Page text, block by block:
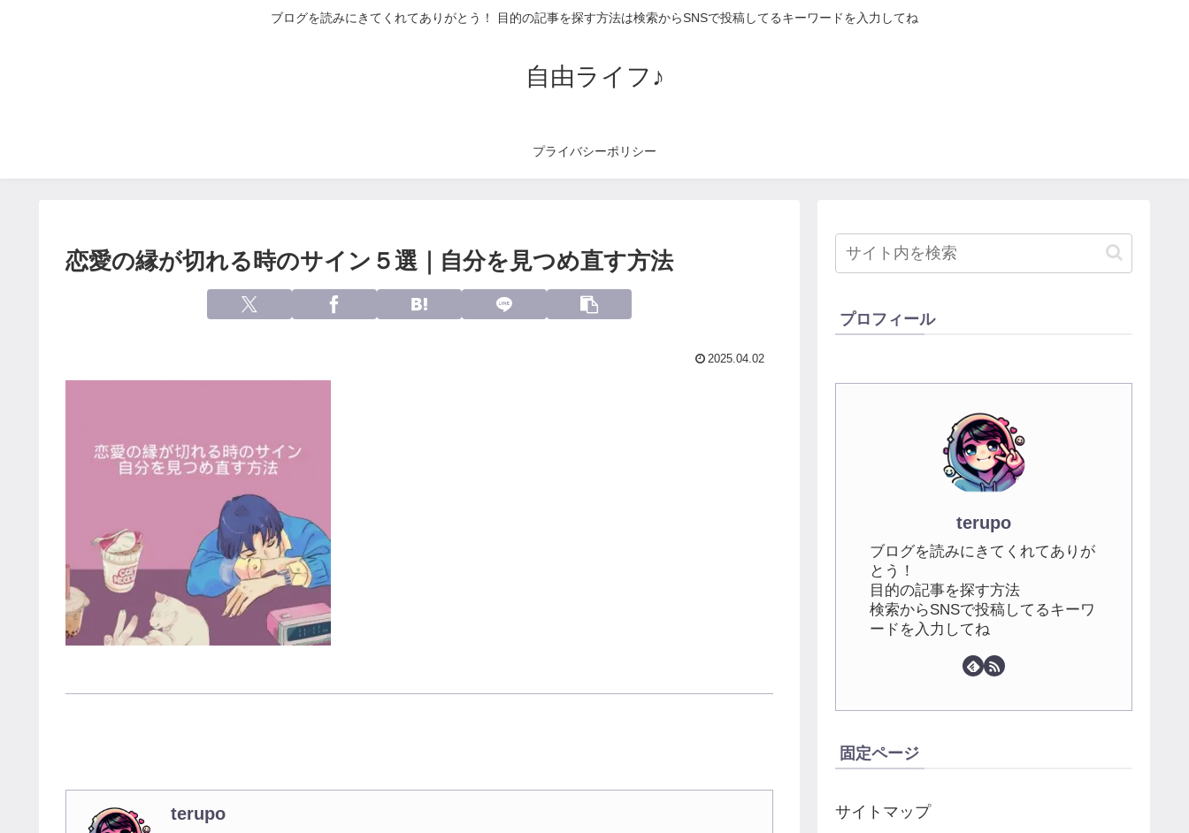
ブログを読みにきてくれてありがとう！ 目的の記事を探す方法は検索からSNSで投稿してるキーワードを入力してね
自由ライフ♪
プライバシーポリシー
恋愛の縁が切れる時のサイン５選｜自分を見つめ直す方法
2025.04.02
terupo
プロフィール
terupo
ブログを読みにきてくれてありが
とう！
目的の記事を探す方法
検索からSNSで投稿してるキーワ
ードを入力してね
固定ページ
サイトマップ